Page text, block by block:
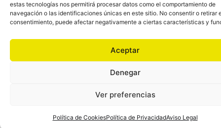
estas tecnologías nos permitirá procesar datos como el comportamiento de
navegación o las identificaciones únicas en este sitio. No consentir o retirar
consentimiento, puede afectar negativamente a ciertas características y
Aceptar
Denegar
Ver preferencias
Política de CookiesPolítica de PrivacidadAviso Legal
Aviso LegalPolítica de CookiesPolítica de Privacidad
Declaración de AccesibilidadPolítica de Ventas